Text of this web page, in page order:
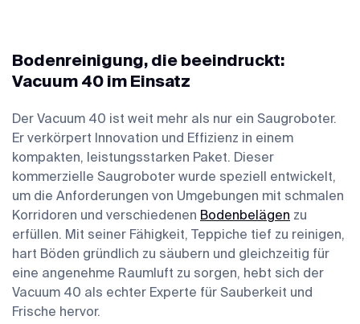
Bodenreinigung, die beeindruckt:
Vacuum 40 im Einsatz
Der Vacuum 40 ist weit mehr als nur ein Saugroboter.
Er verkörpert Innovation und Effizienz in einem
kompakten, leistungsstarken Paket. Dieser
kommerzielle Saugroboter wurde speziell entwickelt,
um die Anforderungen von Umgebungen mit schmalen
Korridoren und verschiedenen Bodenbelägen zu
erfüllen. Mit seiner Fähigkeit, Teppiche tief zu reinigen,
hart Böden gründlich zu säubern und gleichzeitig für
eine angenehme Raumluft zu sorgen, hebt sich der
Vacuum 40 als echter Experte für Sauberkeit und
Frische hervor.